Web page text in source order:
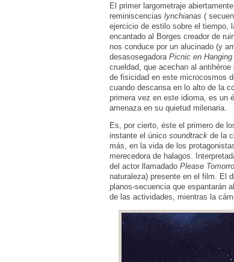
El primer largometraje
reminiscencias lynchianas (
ejercicio de estilo sobre el tiempo,
encantado al Borges creador de
nos conduce por un alucinado (y
desasosegadora Picnic en
crueldad, que acechan al
de fisicidad en este microcosmos
cuando descansa en lo alto de la
primera vez en este idioma, es un
amenaza en su quietud milenaria.
Es, por cierto, éste el primero de
instante el único soundtrack de la
más, en la vida de los
merecedora de halagos.
del actor llamadado Please
naturaleza) presente en el film. El
planos-secuencia que espantarán
de las actividades, mientras la